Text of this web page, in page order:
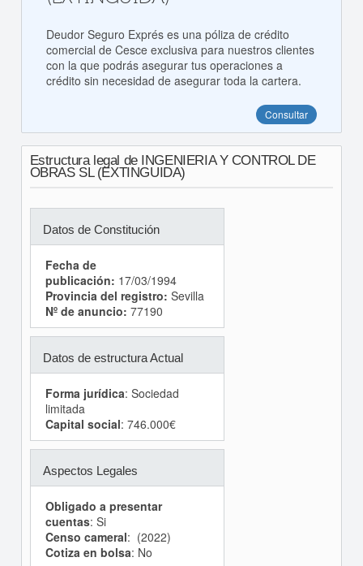
Deudor Seguro Exprés es una póliza de crédito
comercial de Cesce exclusiva para nuestros clientes
con la que podrás asegurar tus operaciones a
crédito sin necesidad de asegurar toda la cartera.
Consultar
Estructura legal de INGENIERIA Y CONTROL DE
OBRAS SL (EXTINGUIDA)
Datos de Constitución
Fecha de
publicación: 17/03/1994
Provincia del registro: Sevilla
Nº de anuncio: 77190
Datos de estructura Actual
Forma jurídica: Sociedad
limitada
Capital social: 746.000€
Aspectos Legales
Obligado a presentar
cuentas: Si
Censo cameral: (2022)
Cotiza en bolsa: No